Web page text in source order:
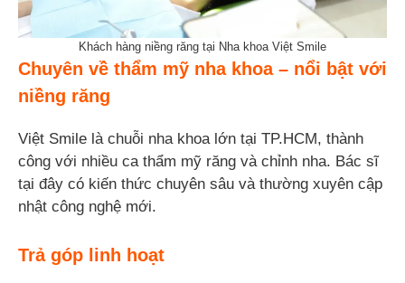
Khách hàng niềng răng tại Nha khoa Việt Smile
Chuyên về thẩm mỹ nha khoa – nổi bật với
niềng răng
Việt Smile là chuỗi nha khoa lớn tại TP.HCM, thành
công với nhiều ca thẩm mỹ răng và chỉnh nha. Bác sĩ
tại đây có kiến thức chuyên sâu và thường xuyên cập
nhật công nghệ mới.
Trả góp linh hoạt